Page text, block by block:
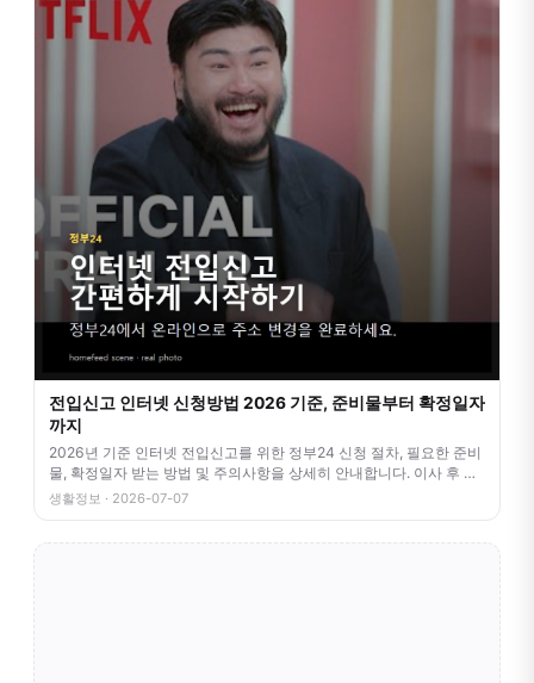
전입신고 인터넷 신청방법 2026 기준, 준비물부터 확정일자
까지
2026년 기준 인터넷 전입신고를 위한 정부24 신청 절차, 필요한 준비
물, 확정일자 받는 방법 및 주의사항을 상세히 안내합니다. 이사 후 번
거
생활정보 · 2026-07-07